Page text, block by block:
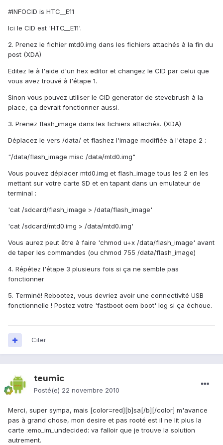
#INFOCID is HTC__E11
Ici le CID est 'HTC__E11'.
2. Prenez le fichier mtd0.img dans les fichiers attachés à la fin du
post (XDA)
Editez le à l'aide d'un hex editor et changez le CID par celui que
vous avez trouvé à l'étape 1.
Sinon vous pouvez utiliser le CID generator de stevebrush à la
place, ça devrait fonctionner aussi.
3. Prenez flash_image dans les fichiers attachés. (XDA)
Déplacez le vers /data/ et flashez l'image modifiée à l'étape 2 :
"/data/flash_image misc /data/mtd0.img"
Vous pouvez déplacer mtd0.img et flash_image tous les 2 en les
mettant sur votre carte SD et en tapant dans un emulateur de
terminal :
'cat /sdcard/flash_image > /data/flash_image'
'cat /sdcard/mtd0.img > /data/mtd0.img'
Vous aurez peut être à faire 'chmod u+x /data/flash_image' avant
de taper les commandes (ou chmod 755 /data/flash_image)
4. Répétez l'étape 3 plusieurs fois si ça ne semble pas
fonctionner
5. Terminé! Rebootez, vous devriez avoir une connectivité USB
fonctionnelle ! Postez votre 'fastboot oem boot' log si ça échoue.
Citer
teumic
Posté(e) 22 novembre 2010
Merci, super sympa, mais [color=red][b]sa[/b][/color] m'avance
pas à grand chose, mon desire et pas rooté est il ne lit plus la
carte :emo_im_undecided: va falloir que je trouve la solution
autrement.